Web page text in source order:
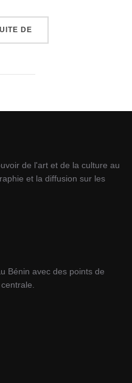
DE
de l'art et de la culture au
et la diffusion sur les
Bénin avec des points de